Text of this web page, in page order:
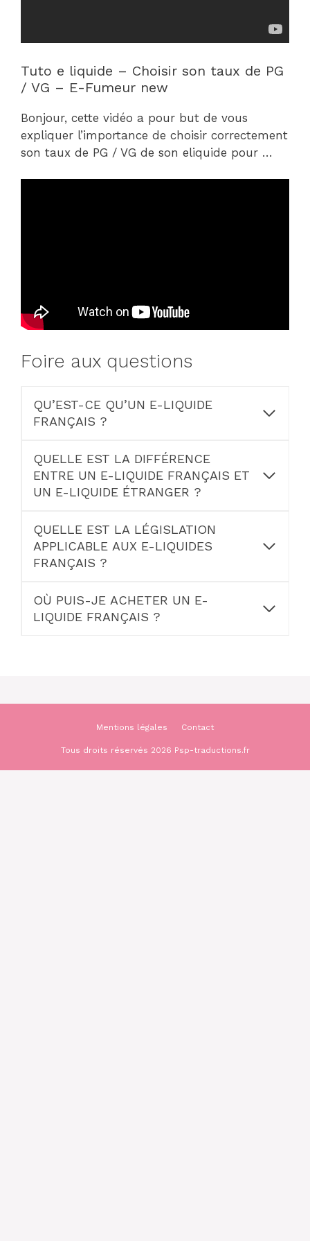
Tuto e liquide – Choisir son taux de PG
/ VG – E-Fumeur new
Bonjour, cette vidéo a pour but de vous
expliquer l’importance de choisir correctement
son taux de PG / VG de son eliquide pour …
Foire aux questions
QU’EST-CE QU’UN E-LIQUIDE
FRANÇAIS ?
QUELLE EST LA DIFFÉRENCE
ENTRE UN E-LIQUIDE FRANÇAIS ET
UN E-LIQUIDE ÉTRANGER ?
QUELLE EST LA LÉGISLATION
APPLICABLE AUX E-LIQUIDES
FRANÇAIS ?
OÙ PUIS-JE ACHETER UN E-
LIQUIDE FRANÇAIS ?
Mentions légales Contact
Tous droits réservés 2026 Psp-traductions.fr